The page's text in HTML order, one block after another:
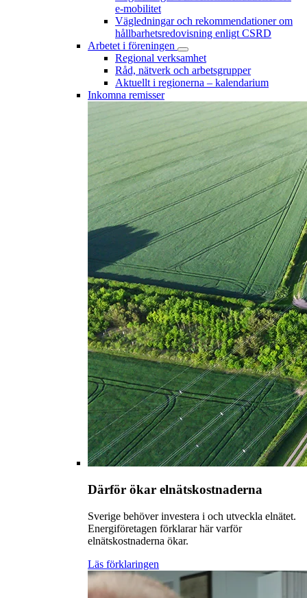
e-mobilitet
Vägledningar och rekommendationer om
hållbarhetsredovisning enligt CSRD
Arbetet i föreningen
Regional verksamhet
Råd, nätverk och arbetsgrupper
Aktuellt i regionerna – kalendarium
Inkomna remisser
Därför ökar elnätskostnaderna
Sverige behöver investera i och utveckla elnätet.
Energiföretagen förklarar här varför
elnätskostnaderna ökar.
Läs förklaringen